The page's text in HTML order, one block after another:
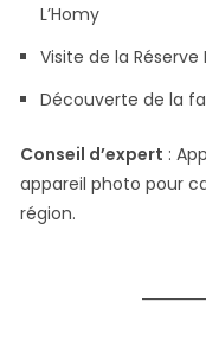
L’Homy
Visite de la Réserve
Découverte de la
Conseil d’expert :
appareil photo pour
région.